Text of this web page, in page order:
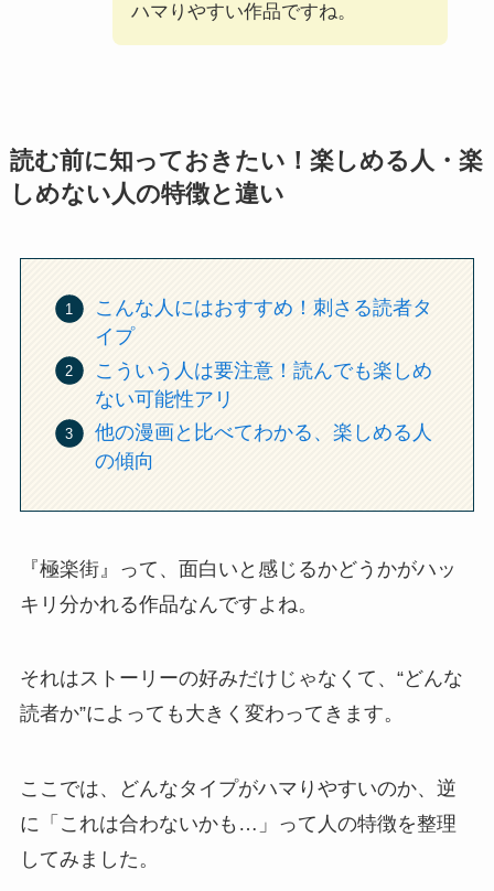
ハマりやすい作品ですね。
読む前に知っておきたい！楽しめる人・楽
しめない人の特徴と違い
こんな人にはおすすめ！刺さる読者タ
イプ
こういう人は要注意！読んでも楽しめ
ない可能性アリ
他の漫画と比べてわかる、楽しめる人
の傾向
『極楽街』って、面白いと感じるかどうかがハッ
キリ分かれる作品なんですよね。
それはストーリーの好みだけじゃなくて、“どんな
読者か”によっても大きく変わってきます。
ここでは、どんなタイプがハマりやすいのか、逆
に「これは合わないかも…」って人の特徴を整理
してみました。